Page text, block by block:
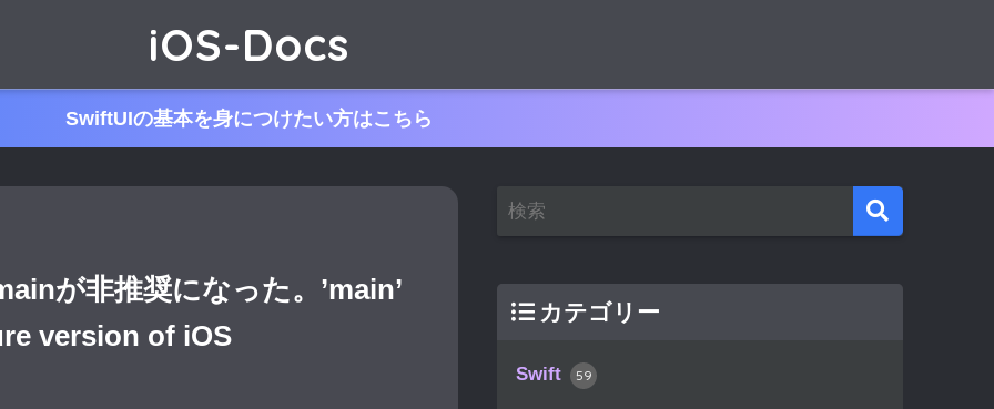
iOS-Docs
SwiftUIの基本を身につけたい方はこちら
が非推奨になった。’main’
version of iOS
カテゴリー
Swift 59